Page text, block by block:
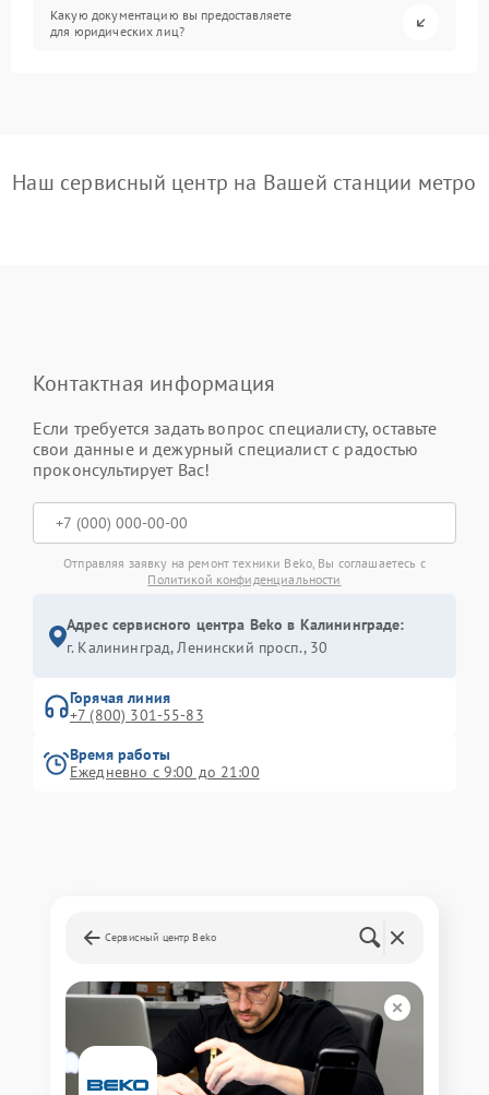
Какую документацию вы предоставляете
для юридических лиц?
Наш сервисный центр на Вашей станции метро
Контактная информация
Если требуется задать вопрос специалисту, оставьте
свои данные и дежурный специалист с радостью
проконсультирует Вас!
Отправляя заявку на ремонт техники Beko, Вы соглашаетесь с
Политикой конфиденциальности
Адрес сервисного центра Beko в Калининграде:
г. Калининград, Ленинский просп., 30
Горячая линия
+7 (800) 301-55-83
Время работы
Ежедневно с 9:00 до 21:00
Сервисный центр Beko